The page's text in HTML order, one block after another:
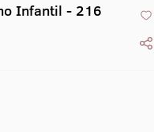
Infantil - 216